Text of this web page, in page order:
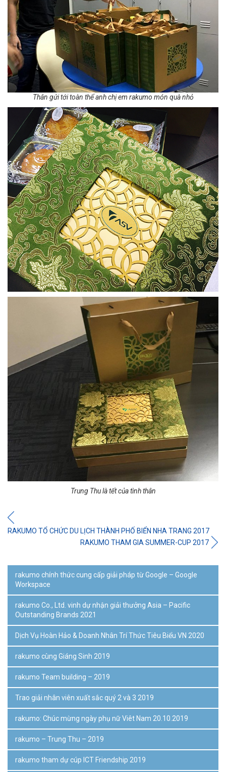
Thân gửi tới toàn thể anh chị em rakumo món quà nhỏ
Trung Thu là tết của tình thân
RAKUMO TỔ CHỨC DU LỊCH THÀNH PHỐ BIỂN NHA TRANG 2017
RAKUMO THAM GIA SUMMER-CUP 2017
rakumo chính thức cung cấp giải pháp từ Google – Google
Workspace
rakumo Co., Ltd. vinh dự nhận giải thưởng Asia – Pacific
Outstanding Brands 2021
Dịch Vụ Hoàn Hảo & Doanh Nhân Trí Thức Tiêu Biểu VN 2020
rakumo cùng Giáng Sinh 2019
rakumo Team building – 2019
Trao giải nhân viên xuất sắc quý 2 và 3 2019
rakumo: Chúc mừng ngày phụ nữ Viêt Nam 20.10.2019
rakumo – Trung Thu – 2019
rakumo tham dự cúp ICT Friendship 2019